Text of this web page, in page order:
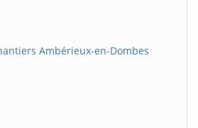
Ambérieux-en-Dombes